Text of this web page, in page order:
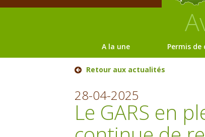
A la une Permis de
Retour aux actualités
28-04-2025
Le GARS en